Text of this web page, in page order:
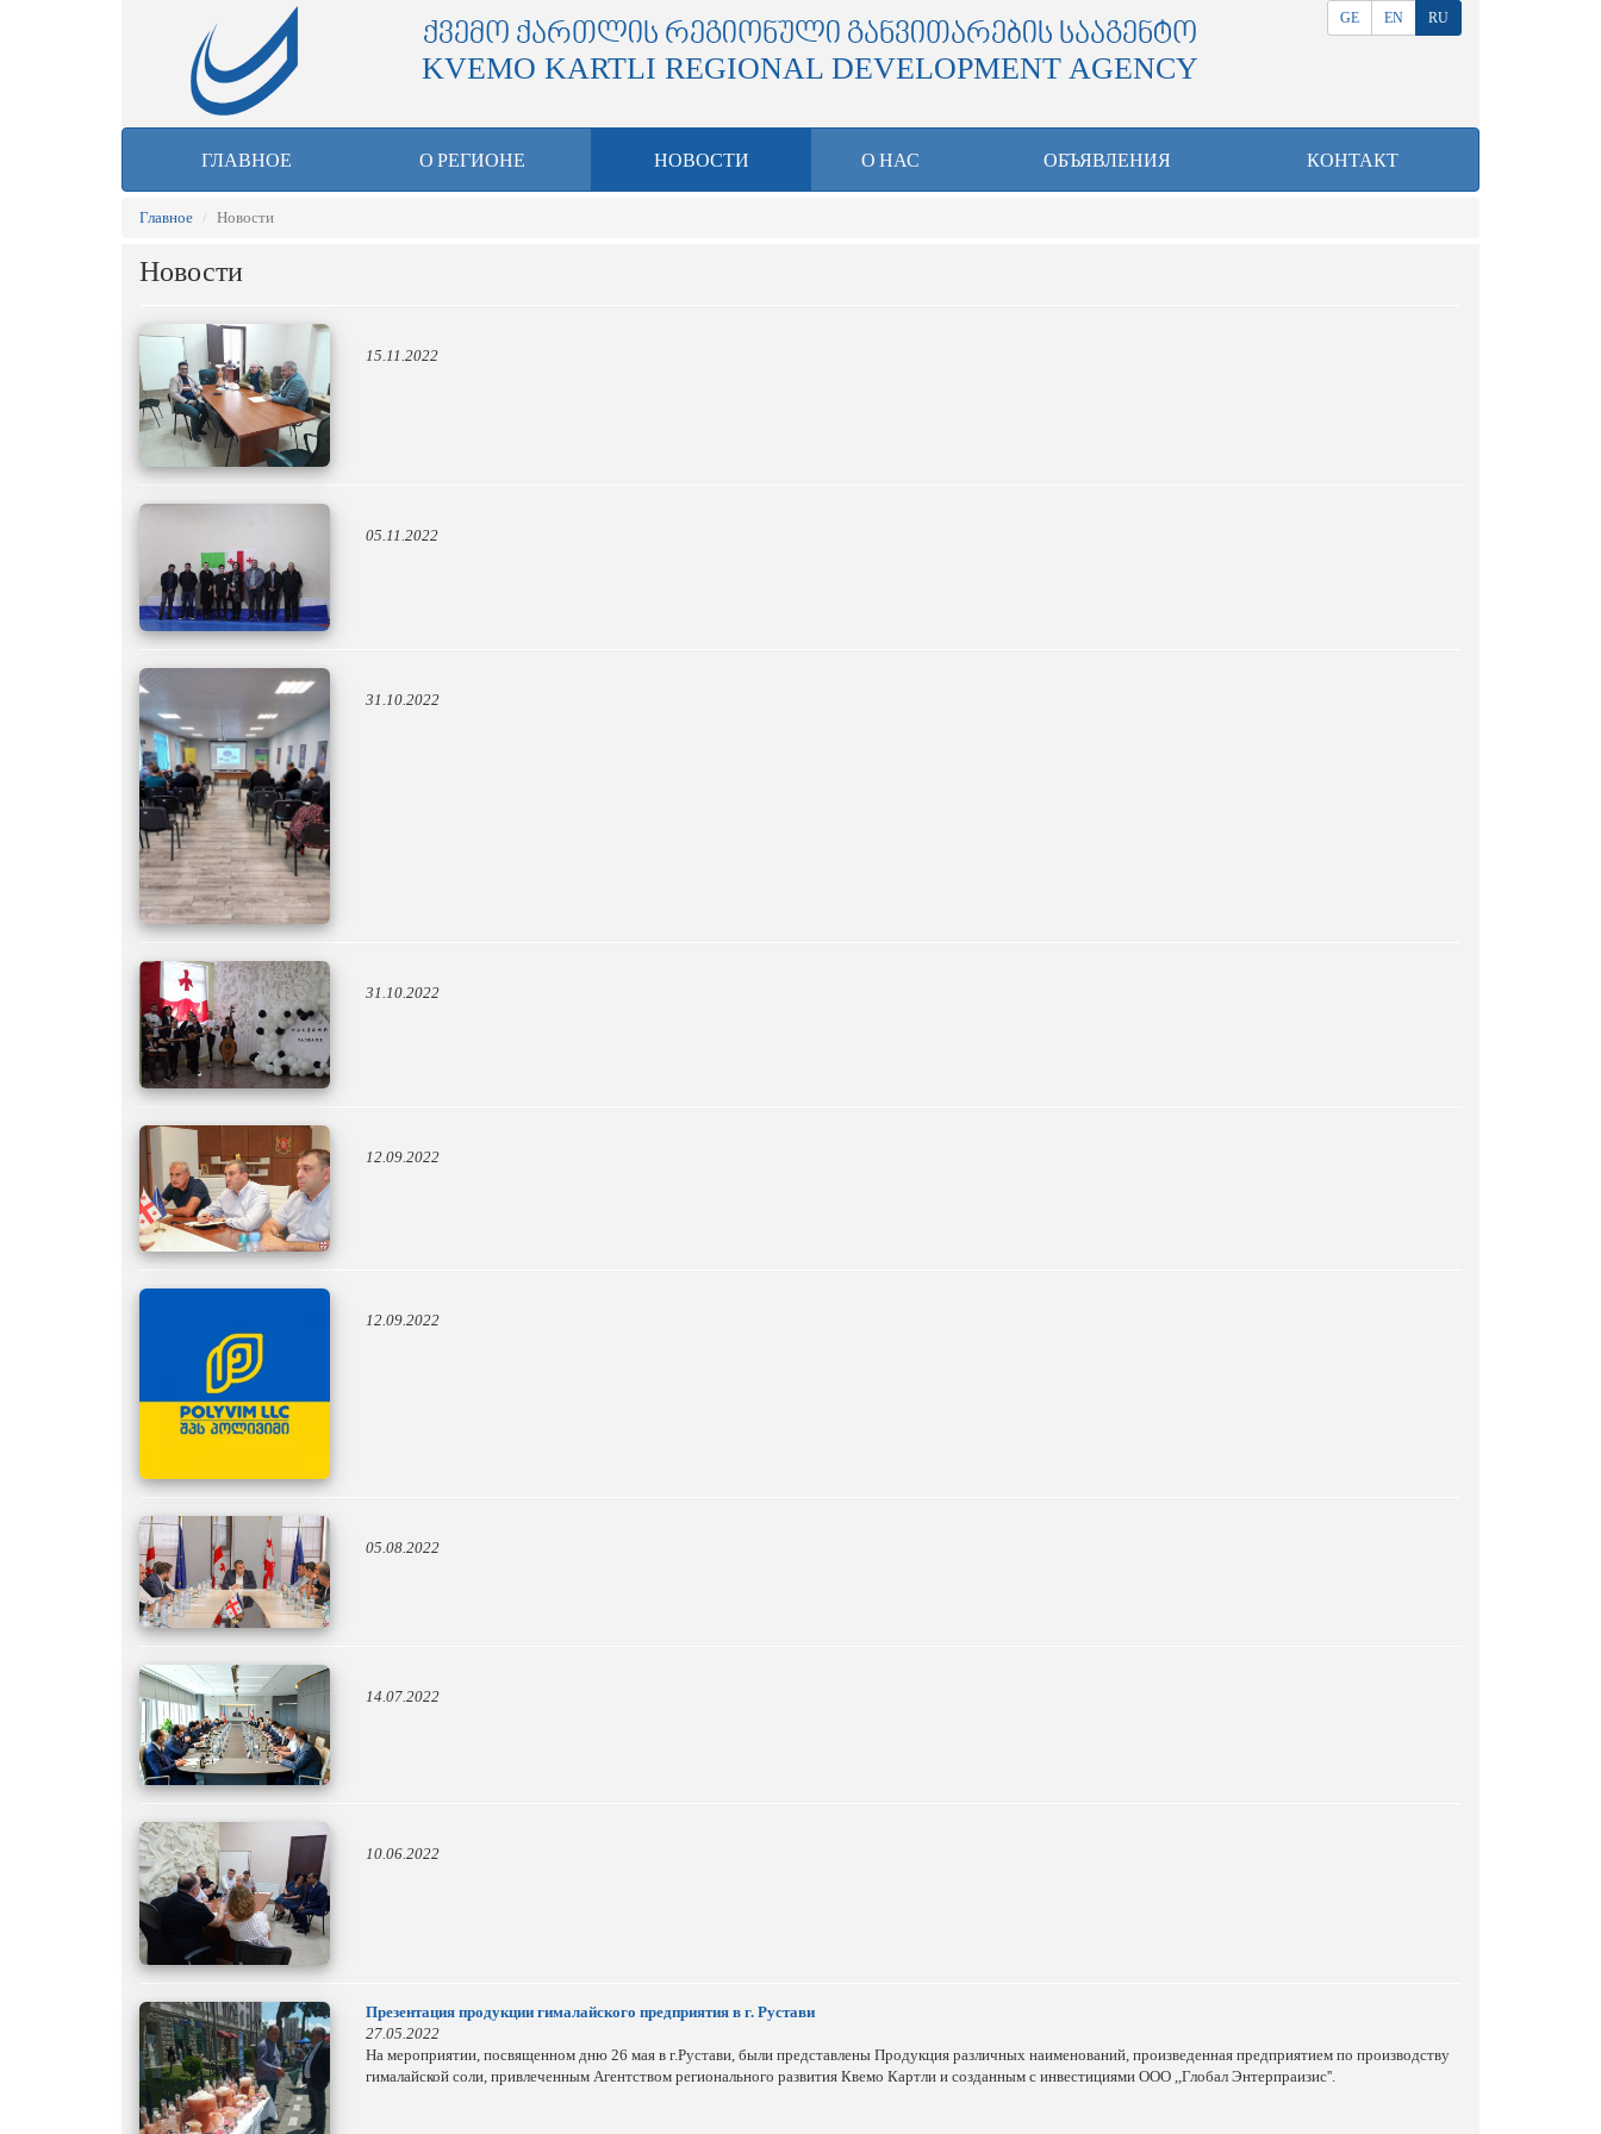
ᲥᲕᲔᲛᲝ ᲥᲐᲠᲗᲚᲘᲡ ᲠᲔᲒᲘᲝᲜᲣᲚᲘ ᲒᲐᲜᲕᲘᲗᲐᲠᲔᲑᲘᲡ ᲡᲐᲐᲒᲔᲜᲢᲝ
KVEMO KARTLI REGIONAL DEVELOPMENT AGENCY
GE EN RU
ГЛАВНОЕ О РЕГИОНЕ НОВОСТИ О НАС ОБЪЯВЛЕНИЯ КОНТАКТ
Главное Новости
Новости
15.11.2022
05.11.2022
31.10.2022
31.10.2022
12.09.2022
12.09.2022
05.08.2022
14.07.2022
10.06.2022
Презентация продукции гималайского предприятия в г. Рустави
27.05.2022
На мероприятии, посвященном дню 26 мая в г.Рустави, были представлены Продукция различных наименований, произведенная предприятием по производству
гималайской соли, привлеченным Агентством регионального развития Квемо Картли и созданным с инвестициями ООО ,,Глобал Энтерпраизис''.